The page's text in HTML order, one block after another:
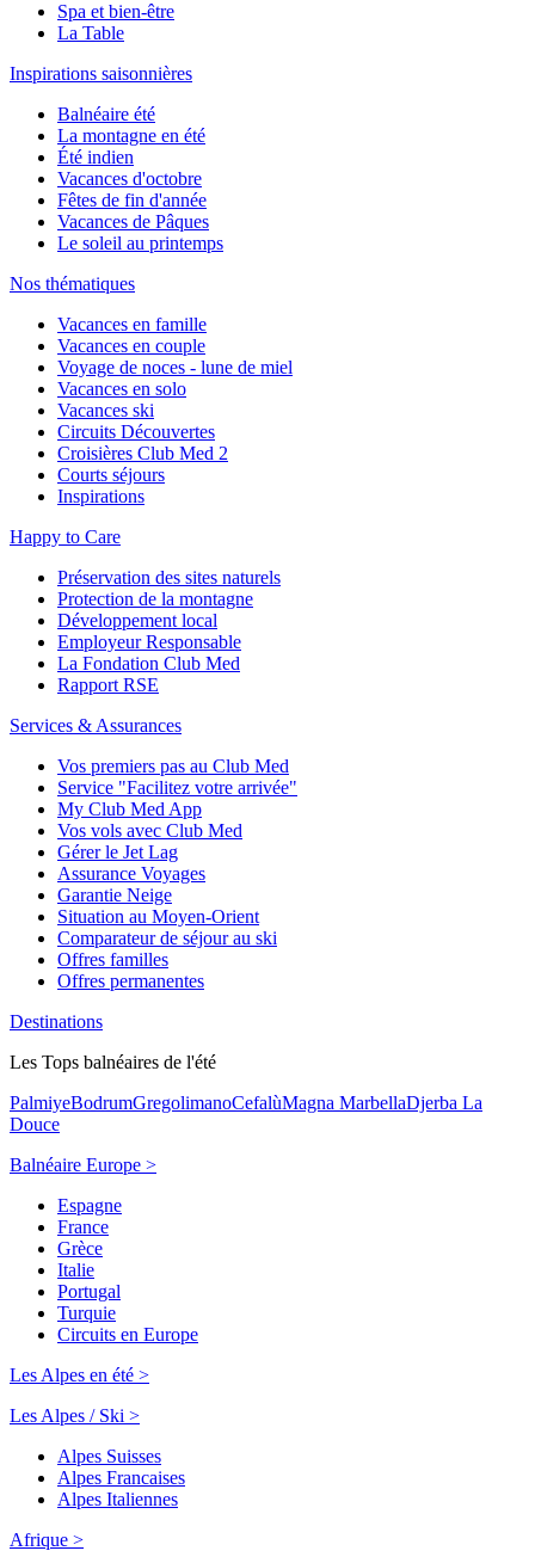
Spa et bien-être
La Table
Inspirations saisonnières
Balnéaire été
La montagne en été
Été indien
Vacances d'octobre
Fêtes de fin d'année
Vacances de Pâques
Le soleil au printemps
Nos thématiques
Vacances en famille
Vacances en couple
Voyage de noces - lune de miel
Vacances en solo
Vacances ski
Circuits Découvertes
Croisières Club Med 2
Courts séjours
Inspirations
Happy to Care
Préservation des sites naturels
Protection de la montagne
Développement local
Employeur Responsable
La Fondation Club Med
Rapport RSE
Services & Assurances
Vos premiers pas au Club Med
Service "Facilitez votre arrivée"
My Club Med App
Vos vols avec Club Med
Gérer le Jet Lag
Assurance Voyages
Garantie Neige
Situation au Moyen-Orient
Comparateur de séjour au ski
Offres familles
Offres permanentes
Destinations
Les Tops balnéaires de l'été
PalmiyeBodrumGregolimanoCefalùMagna MarbellaDjerba La
Douce
Balnéaire Europe >
Espagne
France
Grèce
Italie
Portugal
Turquie
Circuits en Europe
Les Alpes en été >
Les Alpes / Ski >
Alpes Suisses
Alpes Francaises
Alpes Italiennes
Afrique >